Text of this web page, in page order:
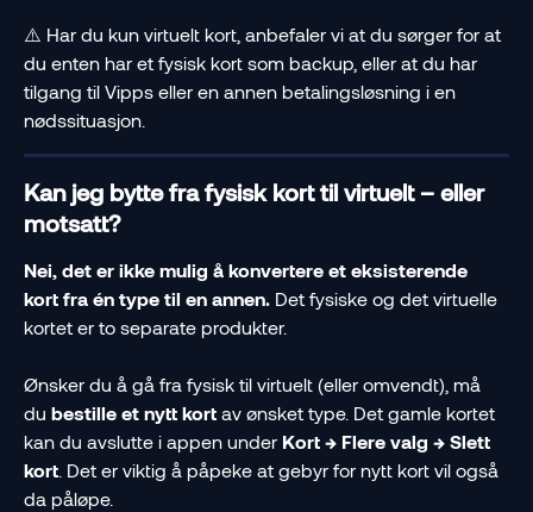
⚠️ Har du kun virtuelt kort, anbefaler vi at du sørger for at
du enten har et fysisk kort som backup, eller at du har
tilgang til Vipps eller en annen betalingsløsning i en
nødssituasjon.
Kan jeg bytte fra fysisk kort til virtuelt – eller
motsatt?
Nei, det er ikke mulig å konvertere et eksisterende
kort fra én type til en annen. Det fysiske og det virtuelle
kortet er to separate produkter.
Ønsker du å gå fra fysisk til virtuelt (eller omvendt), må
du bestille et nytt kort av ønsket type. Det gamle kortet
kan du avslutte i appen under Kort → Flere valg → Slett
kort . Det er viktig å påpeke at gebyr for nytt kort vil også
da påløpe.